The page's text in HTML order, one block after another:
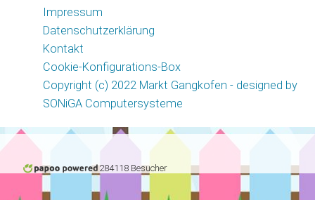
Impressum
Datenschutzerklärung
Kontakt
Cookie-Konfigurations-Box
Copyright (c) 2022 Markt Gangkofen - designed by
SONiGA Computersysteme
284118 Besucher